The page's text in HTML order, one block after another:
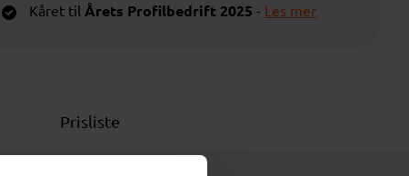
Kåret til Årets Profilbedrift 2025 - Les mer
Prisliste